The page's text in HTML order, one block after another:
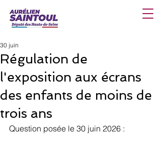
Régulation de
l'exposition aux écrans
des enfants de moins de
trois ans
30 juin
Question posée le 30 juin 2026 :